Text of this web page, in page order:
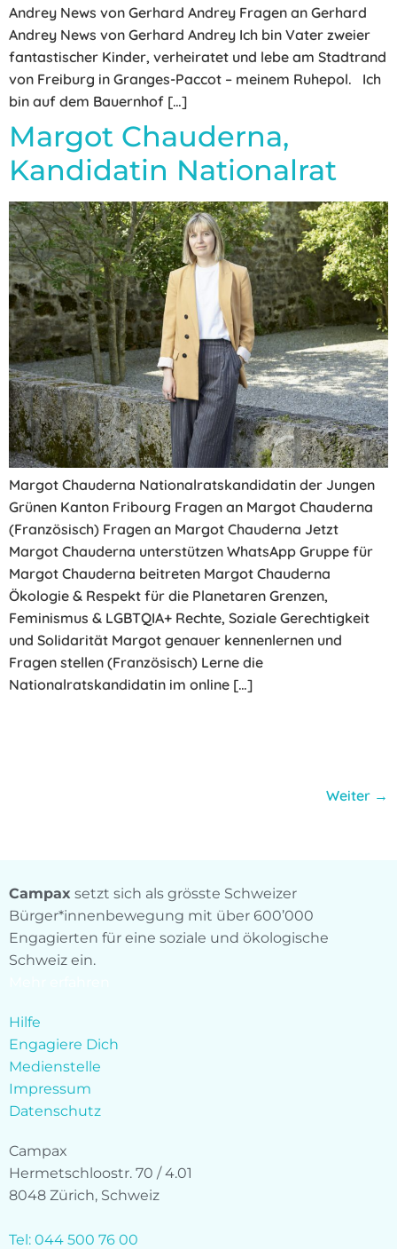
Andrey News von Gerhard Andrey Fragen an Gerhard
Andrey News von Gerhard Andrey Ich bin Vater zweier
fantastischer Kinder, verheiratet und lebe am Stadtrand
von Freiburg in Granges-Paccot – meinem Ruhepol. Ich
bin auf dem Bauernhof […]
Margot Chauderna,
Kandidatin Nationalrat
Margot Chauderna Nationalratskandidatin der Jungen
Grünen Kanton Fribourg Fragen an Margot Chauderna
(Französisch) Fragen an Margot Chauderna Jetzt
Margot Chauderna unterstützen WhatsApp Gruppe für
Margot Chauderna beitreten Margot Chauderna
Ökologie & Respekt für die Planetaren Grenzen,
Feminismus & LGBTQIA+ Rechte, Soziale Gerechtigkeit
und Solidarität Margot genauer kennenlernen und
Fragen stellen (Französisch) Lerne die
Nationalratskandidatin im online […]
Weiter →
Campax setzt sich als grösste Schweizer
Bürger*innenbewegung mit über 600’000
Engagierten für eine soziale und ökologische
Schweiz ein.
Hilfe
Engagiere Dich
Medienstelle
Impressum
Datenschutz
Campax
Hermetschloostr. 70 / 4.01
8048 Zürich, Schweiz
Tel: 044 500 76 00